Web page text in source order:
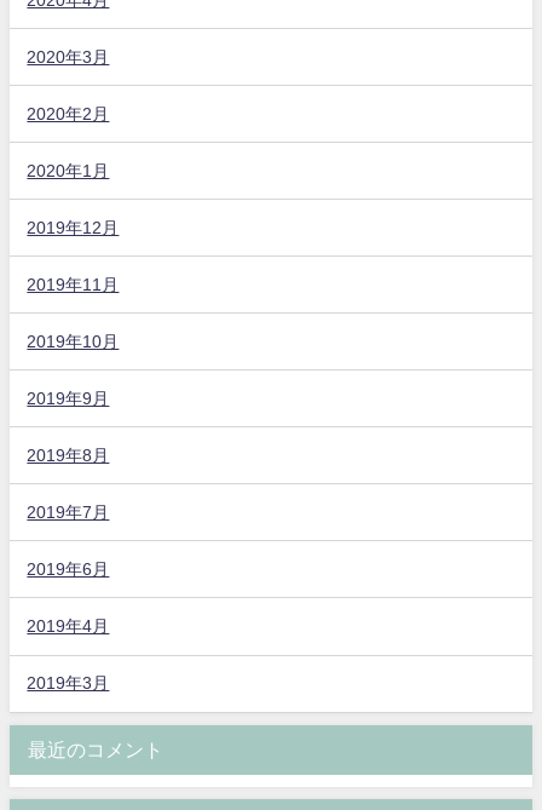
2020年3月
2020年2月
2020年1月
2019年12月
2019年11月
2019年10月
2019年9月
2019年8月
2019年7月
2019年6月
2019年4月
2019年3月
最近のコメント